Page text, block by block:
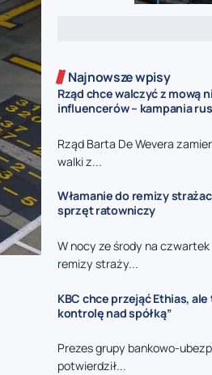
Najnowsze wpisy
Rząd chce walczyć z mową
influencerów – kampania
Rząd Barta De Wevera
walki z...
Włamanie do remizy
sprzęt ratowniczy
W nocy ze środy na
remizy straży...
KBC chce przejąć Ethias,
kontrolę nad spółką”
Prezes grupy bankowo-
potwierdził...